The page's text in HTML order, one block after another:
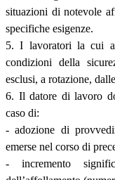
situazioni di notevole
specifiche esigenze.
5. I lavoratori la cui
condizioni della
esclusi, a rotazione,
6. Il datore di lavoro
caso di:
- adozione di
emerse nel corso di
- incremento